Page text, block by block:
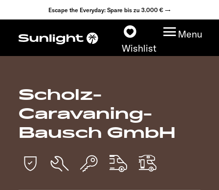
Escape the Everyday: Spare bis zu 3.000 € →
Wishlist
Menu
Modelle
Konfigurator
Fahrzeugfinder
Scholz-
Caravaning-
Bausch GmbH